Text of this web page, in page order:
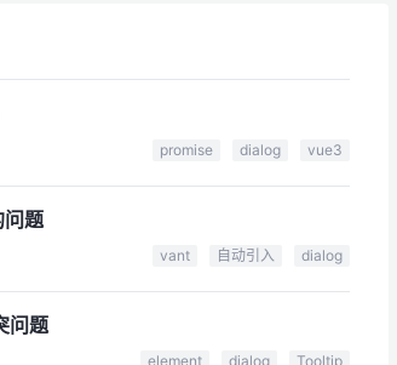
promise dialog vue3
题
vant 自动引入 dialog
问题
element dialog Tooltip